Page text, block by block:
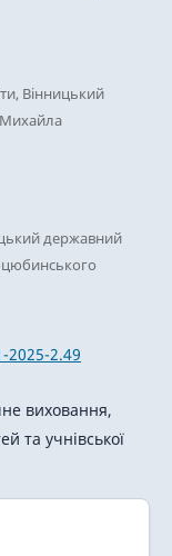
Вінницький
Михайла
державний
2.49
виховання,
та учнівської